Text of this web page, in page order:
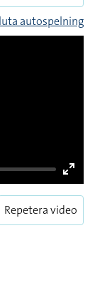
autospelning
Enter
Repetera video